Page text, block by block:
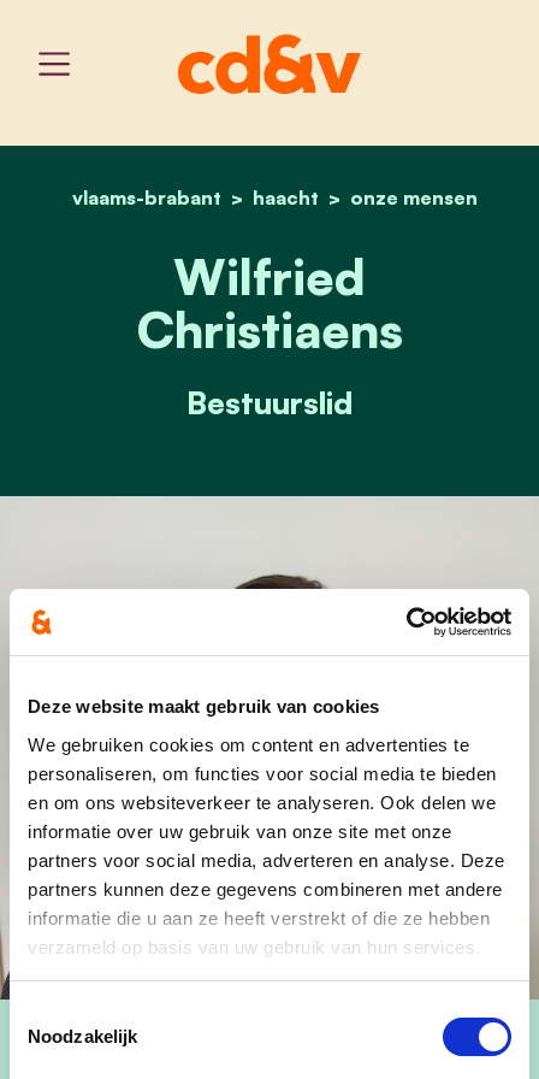
Deze website maakt gebruik van cookies
We gebruiken cookies om content en advertenties te
personaliseren, om functies voor social media te bieden
en om ons websiteverkeer te analyseren. Ook delen we
informatie over uw gebruik van onze site met onze
partners voor social media, adverteren en analyse. Deze
partners kunnen deze gegevens combineren met andere
informatie die u aan ze heeft verstrekt of die ze hebben
verzameld op basis van uw gebruik van hun services.
Noodzakelijk
home
vlaams-brabant haacht onze mensen
wilfried christiaens
Wilfried
Christiaens
Bestuurslid